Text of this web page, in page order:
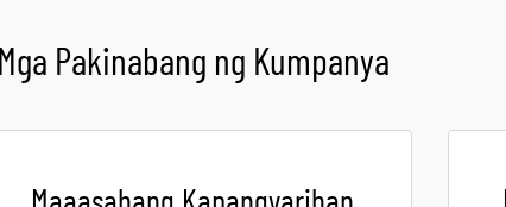
Mga Pakinabang ng Kumpanya